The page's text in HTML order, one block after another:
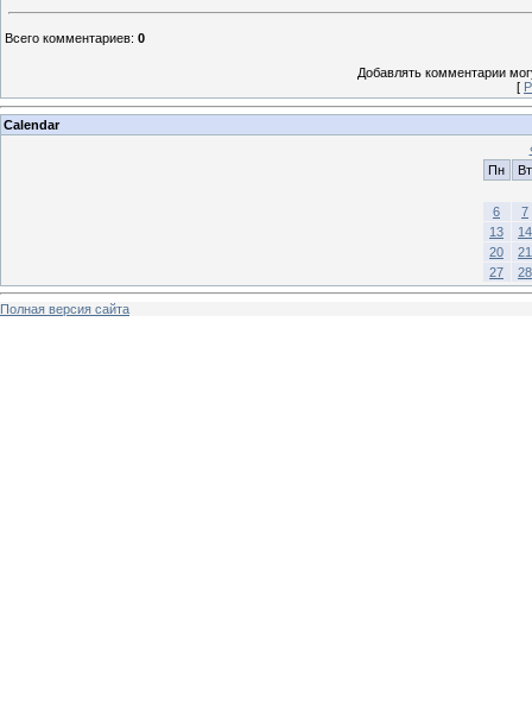
Всего комментариев: 0
Добавлять комментарии
[
Calendar
Пн
Вт
6
7
13
14
20
21
27
28
Полная версия сайта